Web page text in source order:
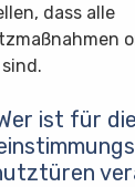
dass alle
ist für